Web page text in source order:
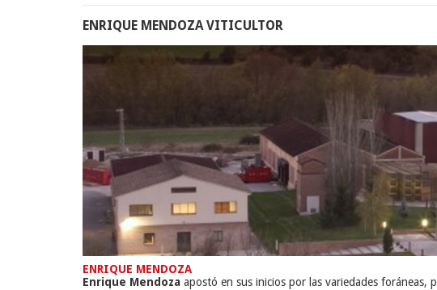
ENRIQUE MENDOZA VITICULTOR
ENRIQUE MENDOZA
Enrique Mendoza apostó en sus inicios por las variedades